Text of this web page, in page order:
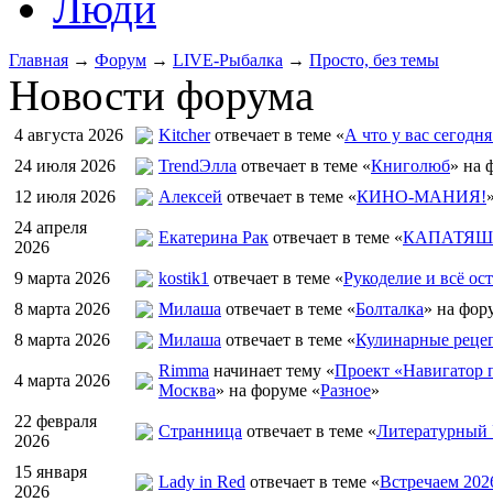
Главная → Форум → LIVE-Рыбалка → Просто, без темы
Новости форума
4 августа 2026 Kitcherотвечает в теме «А что у вас
24 июля 2026
TrendЭлла отвечает в теме «Книголюб» на
12 июля 2026
Алексей отвечает в теме «КИНО-МАНИЯ!
24 апреля
2026
Екатерина Рак отвечает в теме «
9 марта 2026 kostik1 отвечает в теме «Рукоделие и всё
8 марта 2026
Милаша отвечает в теме «Болталка» на
8 марта 2026
Милаша отвечает в теме «Кулинарные
4 марта 2026
Rimma начинает тему «Проект «Навигатор
Москва» на форуме «Разное»
22 февраля
2026
Странница отвечает в теме «Литературный
15 января
2026
Lady in Red отвечает в теме «Встречаем